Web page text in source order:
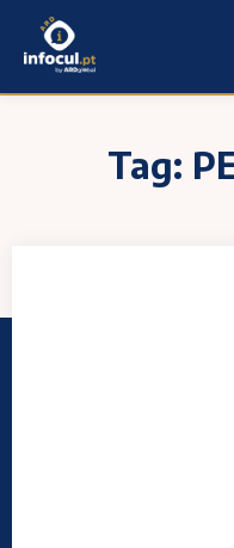
Tag: